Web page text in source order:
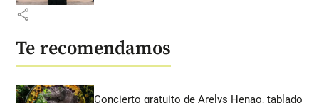
share
Te recomendamos
Concierto gratuito de Arelys Henao, tablado